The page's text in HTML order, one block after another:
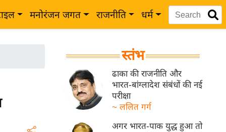
मनोरंजन जगत राजनीति धर्म
स्तंभ
ढाका की राजनीति और
भारत-बांग्लादेश संबंधों की नई
परीक्षा
~ ललित गर्ग
अगर भारत-पाक युद्ध हुआ तो